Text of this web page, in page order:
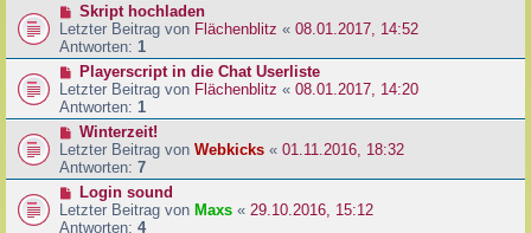
Skript hochladen
Letzter Beitrag von Flächenblitz « 08.01.2017, 14:52
Antworten: 1
Playerscript in die Chat Userliste
Letzter Beitrag von Flächenblitz « 08.01.2017, 14:20
Antworten: 1
Winterzeit!
Letzter Beitrag von Webkicks « 01.11.2016, 18:32
Antworten: 7
Login sound
Letzter Beitrag von Maxs « 29.10.2016, 15:12
Antworten: 4